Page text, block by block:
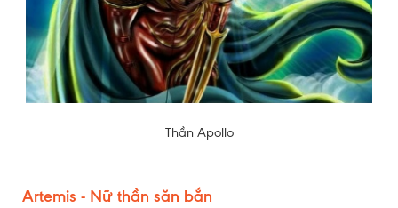
Thần Apollo
Artemis - Nữ thần săn bắn